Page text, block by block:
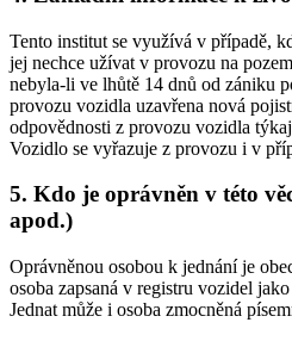
Tento institut se využívá v případě,
jej nechce užívat v provozu na
nebyla-li ve lhůtě 14 dnů od zániku
provozu vozidla uzavřena nová
odpovědnosti z provozu vozidla
Vozidlo se vyřazuje z provozu i v
5. Kdo je oprávněn v této
apod.)
Oprávněnou osobou k jednání je
osoba zapsaná v registru vozidel
Jednat může i osoba zmocněná